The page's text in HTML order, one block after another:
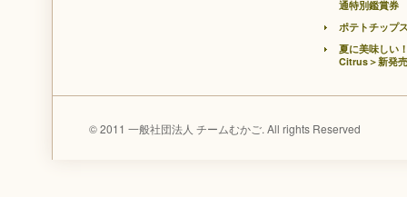
通特別鑑賞券
ポテトチップ
夏に美味しい
Citrus＞新発
© 2011 一般社団法人 チームむかご. All rights Reserved